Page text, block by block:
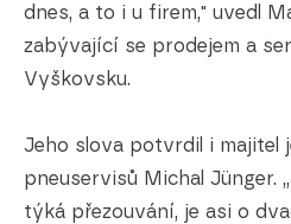
dnes, a to i u firem," uvedl
zabývající se prodejem a
Vyškovsku.
Jeho slova potvrdil i majitel
pneuservisů Michal Jünger.
týká přezouvání, je asi o